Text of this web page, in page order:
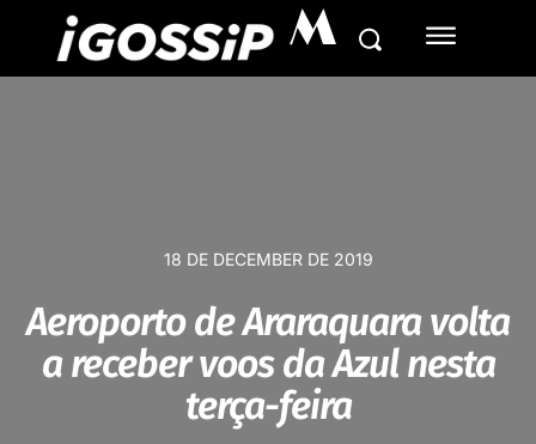
M
18 DE DECEMBER DE 2019
Aeroporto de Araraquara volta
a receber voos da Azul nesta
terça-feira